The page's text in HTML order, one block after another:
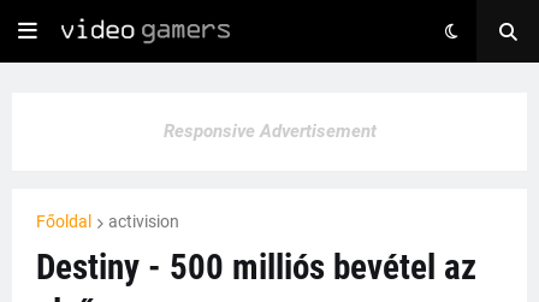
Responsive Advertisement
Főoldal activision
Destiny - 500 milliós bevétel az